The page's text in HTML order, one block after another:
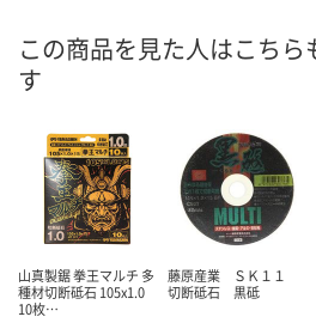
この商品を見た人はこちら
す
山真製鋸 拳王マルチ 多
種材切断砥石 105x1.0
10枚…
藤原産業 ＳＫ１１
切断砥石 黒砥